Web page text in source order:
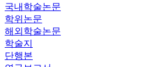
국내학술논문
학위논문
해외학술논문
학술지
단행본